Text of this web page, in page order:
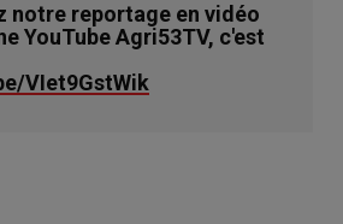
notre reportage en vidéo
YouTube Agri53TV, c'est
VIet9GstWik